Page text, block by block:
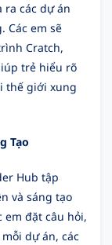
ra các dự án
Các em sẽ
Cratch,
trẻ hiểu rõ
thế giới xung
Tạo
Hub tập
và sáng tạo
em đặt câu hỏi,
dự án, các